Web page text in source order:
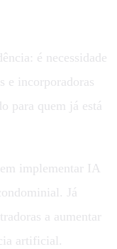
é necessidade
e incorporadoras
para quem já está
implementar IA
Já
a aumentar
artificial.